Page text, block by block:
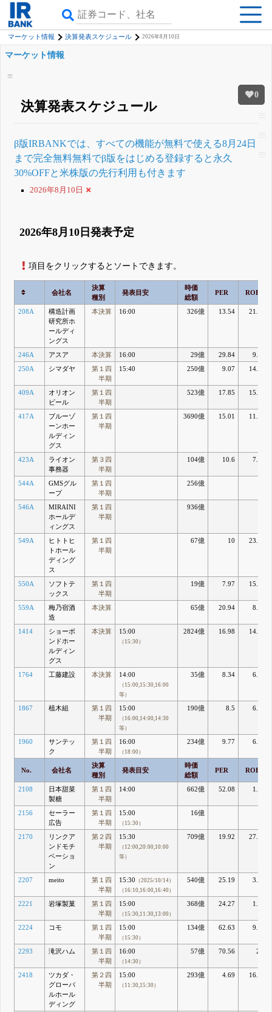
マーケット情報 決算発表スケジュール 2026年8月10日
0
マーケット情報
決算発表スケジュール
β版IRBANKでは、すべての機能が無料で使える8月24日
まで完全無料無料でβ版をはじめる登録すると永久
30%OFFと米株版の先行利用も付きます
2026年8月10日
2026年8月10日発表予定
項目をクリックするとソートできます。
会社名
決算
種別
発表目安
時価
総額
PER ROE
208A
構造計画
研究所ホ
ールディ
ングス
本決算 16:00 326億 13.54 21.68
246A アスア 本決算 16:00 29億 29.84
9.17
250A
シマダヤ
第１四
半期
15:40 250億 9.07 14.08
409A
オリオン
ビール
第１四
半期
523億 17.85 15.87
417A
ブルーゾ
ーンホー
ルディン
グス
第１四
半期
3690億 15.01 11.98
423A
ライオン
事務器
第３四
半期
104億 10.6 7.18
544A
GMSグル
ープ
第１四
半期
256億
546A
MIRAINI
ホールデ
ィングス
第１四
半期
936億
549A
ヒトトヒ
トホール
ディング
ス
第１四
半期
67億 10 23.51
550A
ソフトテ
ックス
第１四
半期
19億 7.97 15.22
559A
梅乃宿酒
造
本決算 65億 20.94 8.98
1414
ショーボ
ンドホー
ルディン
グス
本決算 15:00
（15:30）
2824億 16.98 14.71
1764 工藤建設 本決算 14:00
（15:00,15:30,16:00
等）
35億 8.34 6.91
1867 植木組
第１四
半期
15:00
（16:00,14:00,14:30
等）
190億 8.5 6.77
1960
サンテッ
ク
第１四
半期
16:00
（18:00）
234億 9.77 6.87
No. 会社名
決算
種別
発表目安
時価
総額
PER ROE
2108
日本甜菜
製糖
第１四
半期
14:00 662億 52.08 1.55
2156
セーラー
広告
第１四
半期
15:00
（15:30）
16億
2170
リンクア
ンドモチ
ベーショ
ン
第２四
半期
15:30
（12:00,20:00,10:00
等）
709億 19.92 27.73
2207 meito
第１四
半期
15:30 （2025/10/14）
（16:10,16:00,16:40）
540億 25.19 3.38
2221 岩塚製菓
第１四
半期
15:00
（15:30,11:30,13:00）
368億 24.27 1.86
2224 コモ
第１四
半期
15:00
（15:30）
134億 62.63 9.57
2293 滝沢ハム
第１四
半期
16:00
（14:30）
57億 70.56 2.4
2418
ツカダ・
グローバ
ルホール
ディング
第２四
半期
15:00
（11:30,15:30）
293億 4.69 16.12